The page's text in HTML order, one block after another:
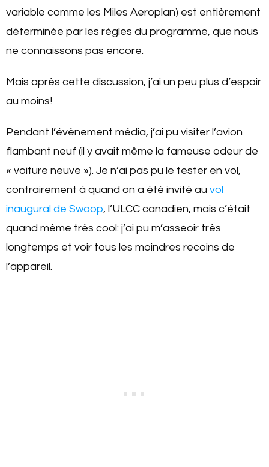
variable comme les Miles Aeroplan) est entièrement
déterminée par les règles du programme, que nous
ne connaissons pas encore.
Mais après cette discussion, j’ai un peu plus d’espoir
au moins!
Pendant l’évènement média, j’ai pu visiter l’avion
flambant neuf (il y avait même la fameuse odeur de
« voiture neuve »). Je n’ai pas pu le tester en vol,
contrairement à quand on a été invité au vol
inaugural de Swoop, l’ULCC canadien, mais c’était
quand même très cool: j’ai pu m’asseoir très
longtemps et voir tous les moindres recoins de
l’appareil.